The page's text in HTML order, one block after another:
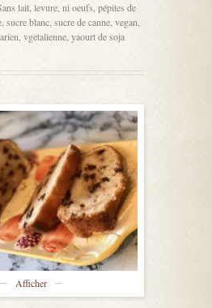
lait, levure, ni oeufs pépites de
sucre blanc sucre de canne vegan
vgetalienne yaourt de soja
Afficher